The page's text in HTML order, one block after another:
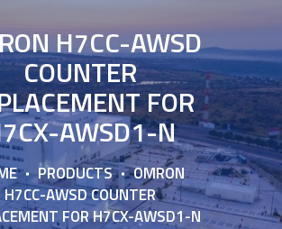
H7CC-AWSD
COUNTER
FOR
AWSD1-N
PRODUCTS
OMRON
H7CC-AWSD COUNTER
FOR H7CX-AWSD1-N